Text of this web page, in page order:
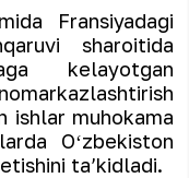
Fransiyadagi
sharoitida
kelayotgan
ishlar muhokama
Oʻzbekiston
taʼkidladi.